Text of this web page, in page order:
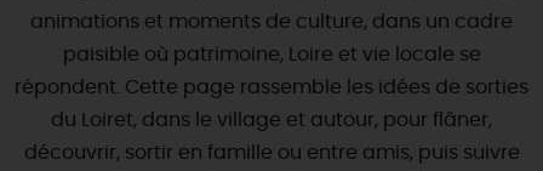
Des sorties en famille dans le Loiret !
Programme des animations "Loiret au fil de l'eau"
Où sortir ?
animations et moments de culture, dans un cadre
paisible où patrimoine, Loire et vie locale se
répondent. Cette page rassemble les idées de sorties
du Loiret, dans le village et autour, pour flâner,
découvrir, sortir en famille ou entre amis, puis suivre